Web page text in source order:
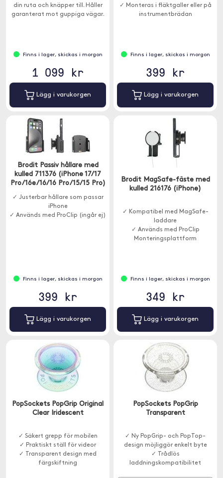
din ruta och knäpper till. Håller
garanterat mot guppiga vägar.
Finns i lager, skickas i morgon
1 099 kr
Lägg i varukorgen
✓ Monteras i fläktgaller eller på
instrumentbrädan
Finns i lager, skickas i morgon
399 kr
Lägg i varukorgen
Brodit Passiv hållare med
kulled 711376 (iPhone 17/17
Pro/16e/16/16 Pro/15/15 Pro)
✓ Justerbar hållare som passar
iPhone
✓ Används med ProClip (ingår ej)
Finns i lager, skickas i morgon
399 kr
Lägg i varukorgen
Brodit MagSafe-fäste med
kulled 216176 (iPhone)
✓ Kompatibel med MagSafe-
laddare
✓ Används med ProClip
Monteringsplattform
Finns i lager, skickas i morgon
349 kr
Lägg i varukorgen
PopSockets PopGrip Original
Clear Iridescent
✓ Säkert grepp för mobilen
✓ Praktiskt ställ för videor
✓ Transparent design med
färgskiftning
PopSockets PopGrip
Transparent
✓ Ny PopGrip- och PopTop-
design möjliggör enkelt byte
✓ Trådlös
laddningskompatibilitet